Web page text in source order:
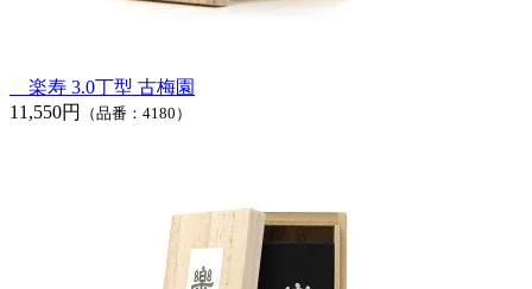
楽寿 3.0丁型 古梅園
11,550円
（品番：4180）